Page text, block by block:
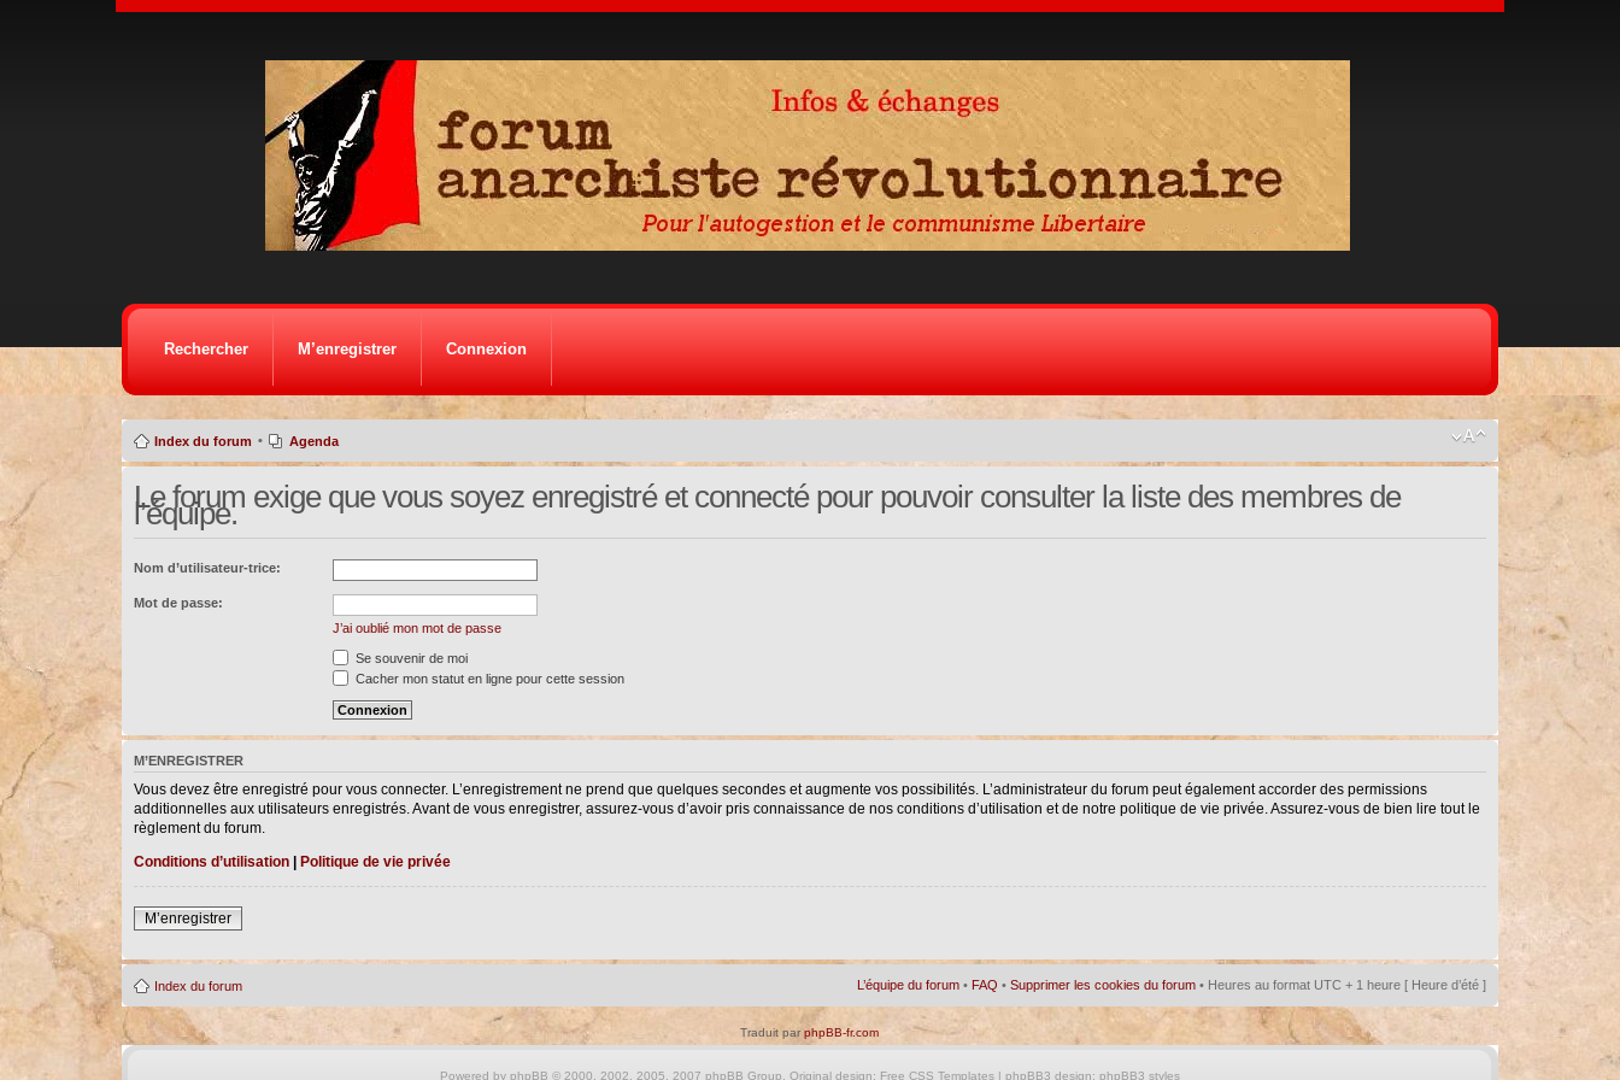
Rechercher M’enregistrer Connexion
Index du forum • Agenda
Le forum exige que vous soyez enregistré et connecté pour pouvoir consulter la liste des membres de
l’équipe.
Nom d’utilisateur-trice:
Mot de passe:
J’ai oublié mon mot de passe
Se souvenir de moi
Cacher mon statut en ligne pour cette session
M’ENREGISTRER
Vous devez être enregistré pour vous connecter. L’enregistrement ne prend que quelques secondes et augmente vos possibilités. L’administrateur du forum peut également accorder des permissions
additionnelles aux utilisateurs enregistrés. Avant de vous enregistrer, assurez-vous d’avoir pris connaissance de nos conditions d’utilisation et de notre politique de vie privée. Assurez-vous de bien lire tout le
règlement du forum.
Conditions d’utilisation| Politique de vie privée
M’enregistrer
Index du forum L’équipe du forum • FAQ •Supprimer les cookies du forum • Heures au format UTC + 1 heure [ Heure d’été ]
Traduit parphpBB-fr.com
Powered by phpBB © 2000, 2002, 2005, 2007 phpBB Group. Original design: Free CSS Templates| phpBB3 design: phpBB3 styles